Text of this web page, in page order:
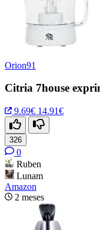
Orion91
Citria 7house
9.69€ 14.91€
326
0
Ruben
Lunam
Amazon
2 meses